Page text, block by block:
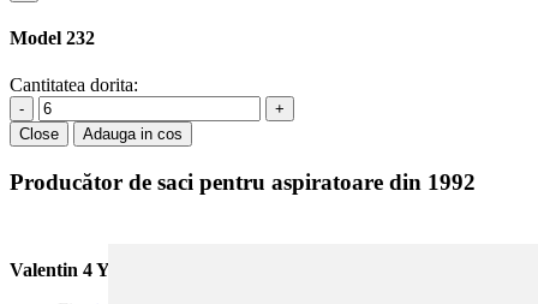
Model 232
Cantitatea dorita:
-
+
Close
Adauga in cos
Producător de saci pentru aspiratoare din 1992
Valentin 4 You Prod.